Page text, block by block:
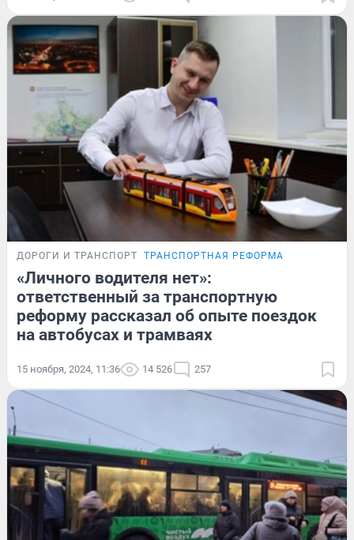
ДОРОГИ И ТРАНСПОРТ ТРАНСПОРТНАЯ РЕФОРМА
«Личного водителя нет»:
ответственный за транспортную
реформу рассказал об опыте поездок
на автобусах и трамваях
15 ноября, 2024, 11:36 14 526 257